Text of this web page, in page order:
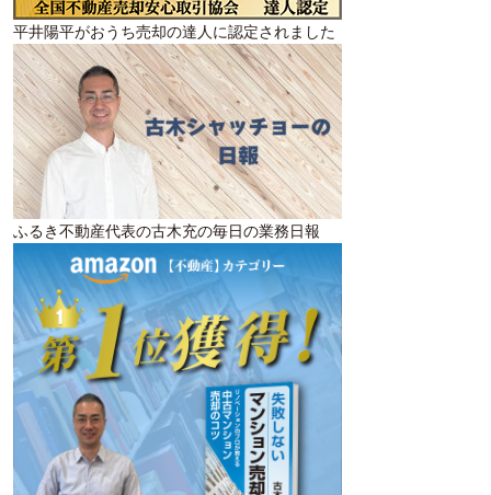
平井陽平がおうち売却の達人に認定されました
ふるき不動産代表の古木充の毎日の業務日報